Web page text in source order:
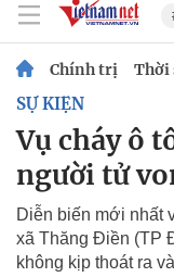
Chính trị Thời
SỰ KIỆN
Vụ cháy ô
người tử
Diễn biến mới nhất
xã Thăng Điền (TP
không kịp thoát ra